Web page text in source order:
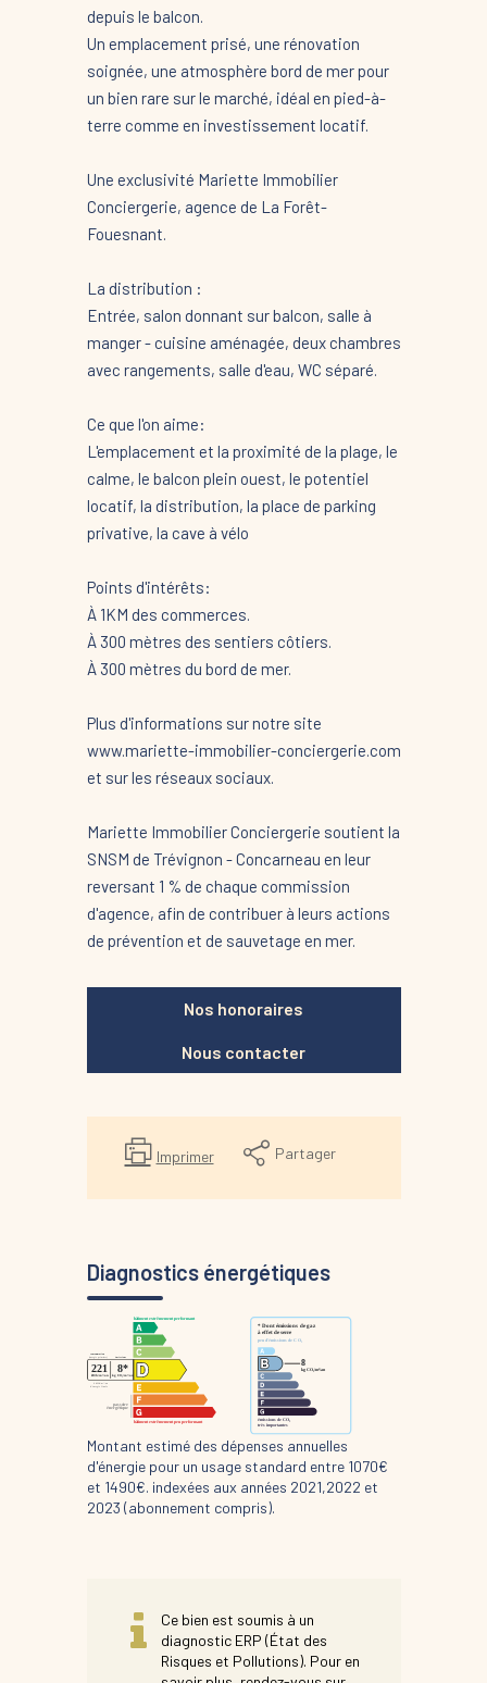
depuis le balcon.
Un emplacement prisé, une rénovation
soignée, une atmosphère bord de mer pour
un bien rare sur le marché, idéal en pied-à-
terre comme en investissement locatif.
Une exclusivité Mariette Immobilier
Conciergerie, agence de La Forêt-
Fouesnant.
La distribution :
Entrée, salon donnant sur balcon, salle à
manger - cuisine aménagée, deux chambres
avec rangements, salle d'eau, WC séparé.
Ce que l'on aime:
L'emplacement et la proximité de la plage, le
calme, le balcon plein ouest, le potentiel
locatif, la distribution, la place de parking
privative, la cave à vélo
Points d'intérêts:
À 1KM des commerces.
À 300 mètres des sentiers côtiers.
À 300 mètres du bord de mer.
Plus d'informations sur notre site
www.mariette-immobilier-conciergerie.com
et sur les réseaux sociaux.
Mariette Immobilier Conciergerie soutient la
SNSM de Trévignon - Concarneau en leur
reversant 1 % de chaque commission
d'agence, afin de contribuer à leurs actions
de prévention et de sauvetage en mer.
Nos honoraires
Nous contacter
Imprimer Partager
Diagnostics énergétiques
Montant estimé des dépenses annuelles
d'énergie pour un usage standard entre 1070€
et 1490€. indexées aux années 2021,2022 et
2023 (abonnement compris).
Ce bien est soumis à un
diagnostic ERP (État des
Risques et Pollutions). Pour en